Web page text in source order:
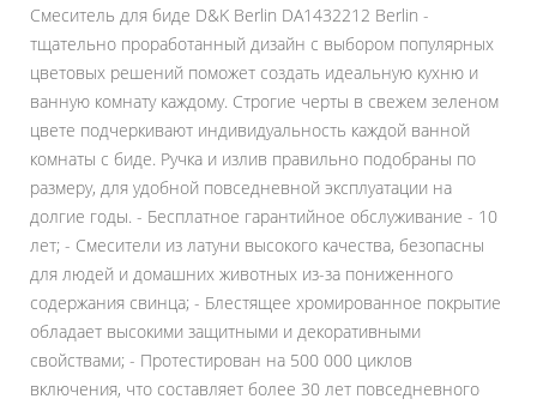
Смеситель для биде D&K Berlin DA1432212 Berlin -
тщательно проработанный дизайн с выбором популярных
цветовых решений поможет создать идеальную кухню и
ванную комнату каждому. Строгие черты в свежем зеленом
цвете подчеркивают индивидуальность каждой ванной
комнаты с биде. Ручка и излив правильно подобраны по
размеру, для удобной повседневной эксплуатации на
долгие годы. - Бесплатное гарантийное обслуживание - 10
лет; - Смесители из латуни высокого качества, безопасны
для людей и домашних животных из-за пониженного
содержания свинца; - Блестящее хромированное покрытие
обладает высокими защитными и декоративными
свойствами; - Протестирован на 500 000 циклов
включения, что составляет более 30 лет повседневного